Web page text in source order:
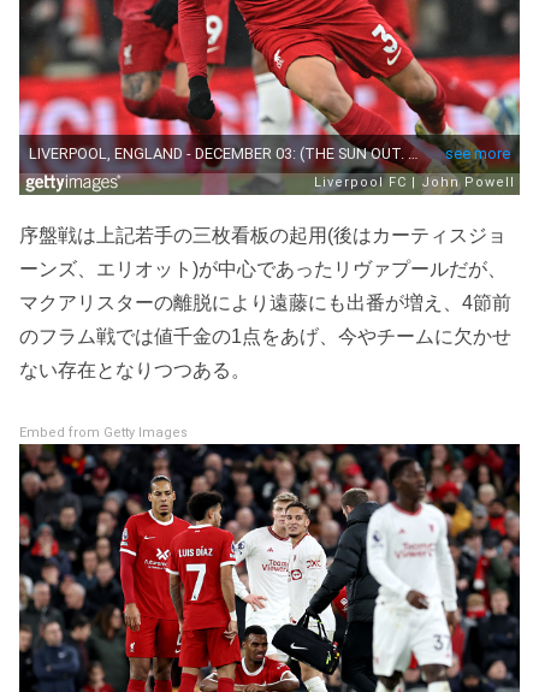
序盤戦は上記若手の三枚看板の起用(後はカーティスジョ
ーンズ、エリオット)が中心であったリヴァプールだが、
マクアリスターの離脱により遠藤にも出番が増え、4節前
のフラム戦では値千金の1点をあげ、今やチームに欠かせ
ない存在となりつつある。
Embed from Getty Images